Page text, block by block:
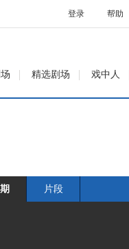
帮助
登录
精选剧场 戏中人
片段